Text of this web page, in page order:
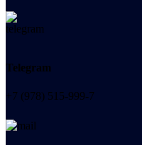
Telegram
+7 (978) 515-999-7